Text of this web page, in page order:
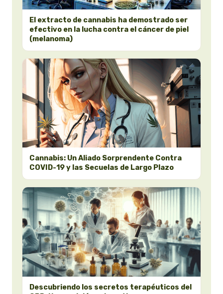
El extracto de cannabis ha demostrado ser
efectivo en la lucha contra el cáncer de piel
(melanoma)
Cannabis: Un Aliado Sorprendente Contra
COVID-19 y las Secuelas de Largo Plazo
Descubriendo los secretos terapéuticos del